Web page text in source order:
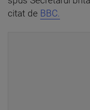
citat de BBC.